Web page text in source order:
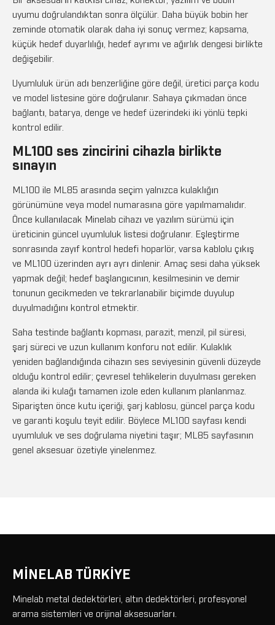
uyumu doğrulandıktan sonra ölçülür. Daha büyük bobin her
zeminde otomatik olarak daha iyi sonuç vermez; kapsama,
küçük hedef duyarlılığı, hedef ayrımı ve ağırlık dengesi birlikte
değişebilir.
Uyumluluk ürün adı benzerliğine göre değil, üretici parça kodu
ve model listesine göre doğrulanır. Sahaya çıkmadan önce
bağlantı, batarya, denge ve hedef üzerindeki iki yönlü tepki
kontrol edilir.
ML100 ses zincirini cihazla birlikte
sınayın
ML100 ile ML85 arasında seçim yalnızca kulaklığın
görünümüne veya model numarasına göre yapılmamalıdır.
Önce kullanılacak Minelab cihazı ve yazılım sürümü için
üreticinin güncel uyumluluk listesi doğrulanır. Eşleştirme
sonrasında zayıf kontrol hedefi hoparlör, varsa kablolu çıkış
ve ML100 üzerinden ayrı ayrı dinlenir. Amaç sesi daha yüksek
yapmak değil; hedef başlangıcının, kesilmesinin ve demir
tonunun gecikmeden ve tekrarlanabilir biçimde duyulup
duyulmadığını kontrol etmektir.
Saha testinde bağlantı kopması, parazit, menzil, pil süresi,
şarj süreci ve uzun kullanım konforu not edilir. Kulaklık
yeniden bağlandığında cihazın ses seviyesinin güvenli düzeyde
olduğu kontrol edilir; çevresel tehlikelerin duyulması gereken
alanda iki kulağı tamamen izole eden kullanım planlanmaz.
Siparişten önce kutu içeriği, şarj kablosu, güncel parça kodu
ve garanti koşulu teyit edilir. Böylece ML100 sayfası kendi
uyumluluk ve ses doğrulama niyetini taşır; ML85 sayfasının
genel aksesuar özetiyle yinelenmez.
MİNELAB TÜRKİYE
Minelab metal dedektörleri, altın dedektörleri, profesyonel
arama sistemleri ve orijinal aksesuarları.